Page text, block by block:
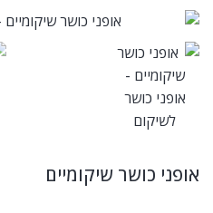
אופני כושר שיקומיים